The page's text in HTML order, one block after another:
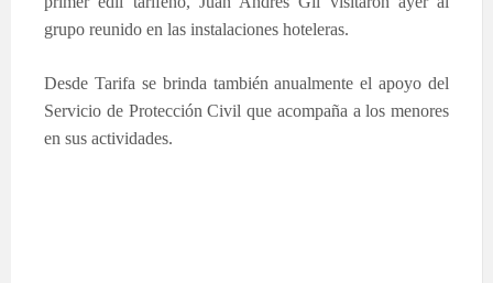
grupo reunido en las instalaciones hoteleras.
Desde Tarifa se brinda también anualmente el apoyo del
Servicio de Protección Civil que acompaña a los menores
en sus actividades.